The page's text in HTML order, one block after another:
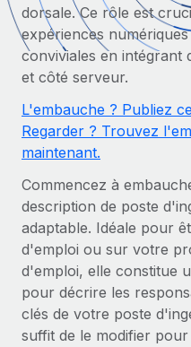
Gestion des
Intégrez et gérez vos
PEO
Sous-traitez les
Intégrez vos RH aux
Plateforme
Des fonctions RH clés
Connecter Nouveau
Connectez n'importe
Comparer Remote
Examinez notre
Start-ups
Entreprises
Développez vos
mesure
Entreprise
Les RH à
pays
Calculateur de
Découvrez les devises
APPRENDRE AVEC
Recherche et guides
Études de cas
Glossaire RH
Checklists et modèles
Descriptions de postes
Nederlands
Français
Deutsch
Español
Italiano
Português (Portugal)
日本語
한국어
dorsale. Ce rôle est
expériences
conviviales en intégrant
et côté serveur.
L'embauche ? Publiez
Regarder ? Trouvez
maintenant.
Commencez à
description de poste
adaptable. Idéale pour
d'emploi ou sur votre
d'emploi, elle constitue
pour décrire les
clés de votre poste
suffit de le modifier